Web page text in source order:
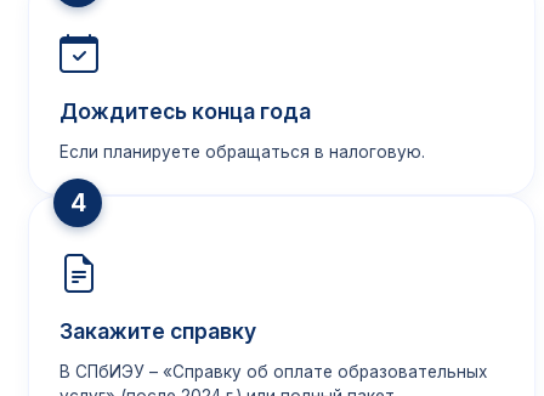
Дождитесь конца года
Если планируете обращаться в налоговую.
4
Закажите справку
В СПбИЭУ – «Справку об оплате образовательных